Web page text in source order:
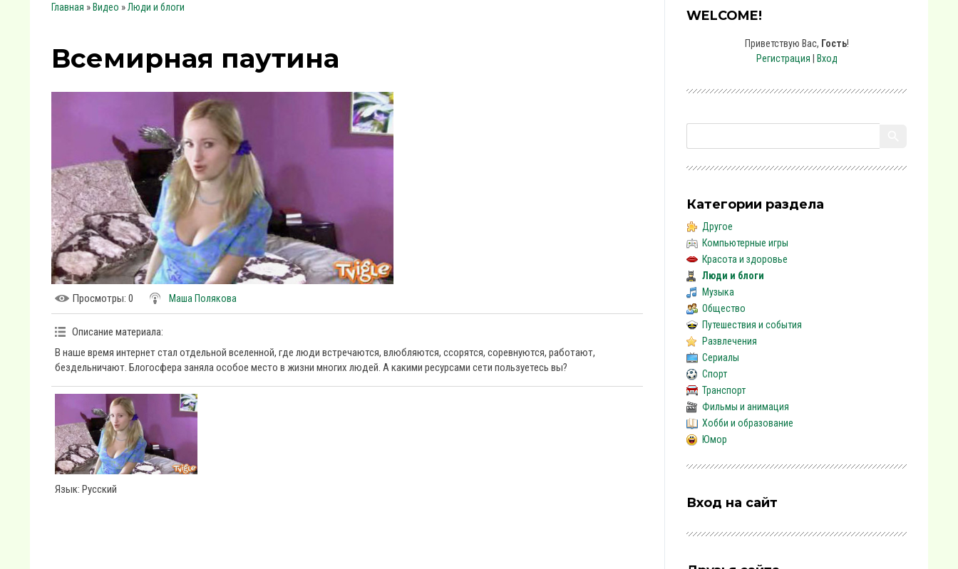
Главная » Видео »Люди и блоги
Всемирная паутина
Просмотры: 0 Маша Полякова
Описание материала:
В наше время интернет стал отдельной вселенной, где люди встречаются, влюбляются, ссорятся, соревнуются, работают,
бездельничают. Блогосфера заняла особое место в жизни многих людей. А какими ресурсами сети пользуетесь вы?
Язык: Русский
WELCOME!
Приветствую Вас, Гость!
Регистрация
Вход
Категории раздела
Другое
Компьютерные игры
Красота и здоровье
Люди и блоги
Музыка
Общество
Путешествия и события
Развлечения
Сериалы
Спорт
Транспорт
Фильмы и анимация
Хобби и образование
Юмор
Вход на сайт